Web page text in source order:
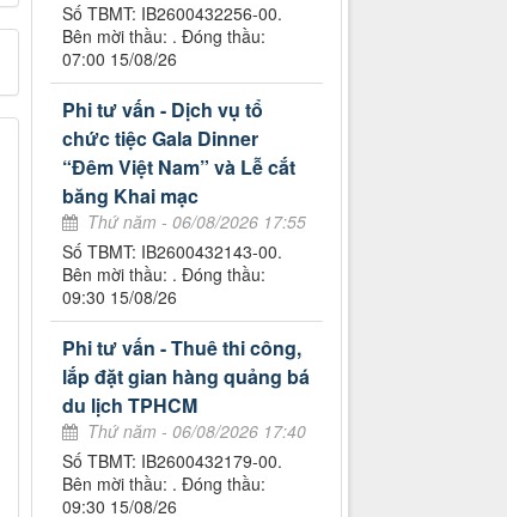
Số TBMT: IB2600432256-00.
Bên mời thầu: . Đóng thầu:
07:00 15/08/26
Phi tư vấn - Dịch vụ tổ
chức tiệc Gala Dinner
“Đêm Việt Nam” và Lễ cắt
băng Khai mạc
Thứ năm - 06/08/2026 17:55
Số TBMT: IB2600432143-00.
Bên mời thầu: . Đóng thầu:
09:30 15/08/26
Phi tư vấn - Thuê thi công,
lắp đặt gian hàng quảng bá
du lịch TPHCM
Thứ năm - 06/08/2026 17:40
Số TBMT: IB2600432179-00.
Bên mời thầu: . Đóng thầu:
09:30 15/08/26